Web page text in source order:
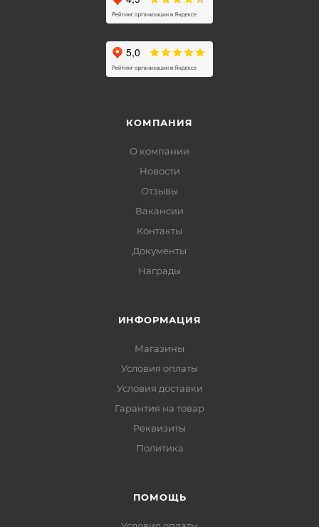
КОМПАНИЯ
О компании
Новости
Отзывы
Вакансии
Контакты
Документы
Награды
ИНФОРМАЦИЯ
Магазины
Условия оплаты
Условия доставки
Гарантия на товар
Реквизиты
Политика
ПОМОЩЬ